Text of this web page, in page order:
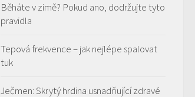
Běháte v zimě? Pokud ano, dodržujte tyto
pravidla
Tepová frekvence – jak nejlépe spalovat
tuk
Ječmen: Skrytý hrdina usnadňující zdravé